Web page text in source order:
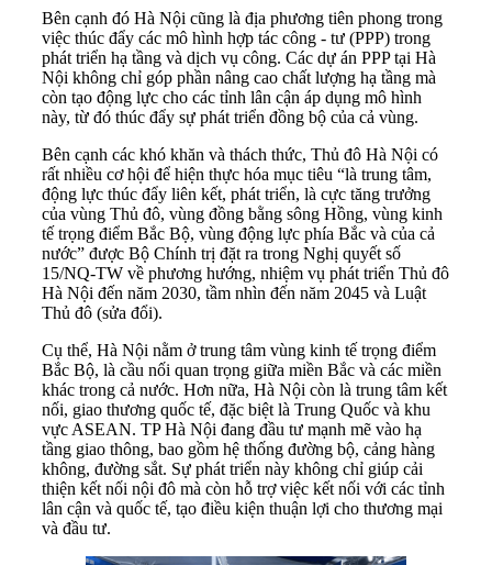
Bên cạnh đó Hà Nội cũng là địa phương tiên phong trong
việc thúc đẩy các mô hình hợp tác công - tư (PPP) trong
phát triển hạ tầng và dịch vụ công. Các dự án PPP tại Hà
Nội không chỉ góp phần nâng cao chất lượng hạ tầng mà
còn tạo động lực cho các tỉnh lân cận áp dụng mô hình
này, từ đó thúc đẩy sự phát triển đồng bộ của cả vùng.
Bên cạnh các khó khăn và thách thức, Thủ đô Hà Nội có
rất nhiều cơ hội để hiện thực hóa mục tiêu “là trung tâm,
động lực thúc đẩy liên kết, phát triển, là cực tăng trưởng
của vùng Thủ đô, vùng đồng bằng sông Hồng, vùng kinh
tế trọng điểm Bắc Bộ, vùng động lực phía Bắc và của cả
nước” được Bộ Chính trị đặt ra trong Nghị quyết số
15/NQ-TW về phương hướng, nhiệm vụ phát triển Thủ đô
Hà Nội đến năm 2030, tầm nhìn đến năm 2045 và Luật
Thủ đô (sửa đổi).
Cụ thể, Hà Nội nằm ở trung tâm vùng kinh tế trọng điểm
Bắc Bộ, là cầu nối quan trọng giữa miền Bắc và các miền
khác trong cả nước. Hơn nữa, Hà Nội còn là trung tâm kết
nối, giao thương quốc tế, đặc biệt là Trung Quốc và khu
vực ASEAN. TP Hà Nội đang đầu tư mạnh mẽ vào hạ
tầng giao thông, bao gồm hệ thống đường bộ, cảng hàng
không, đường sắt. Sự phát triển này không chỉ giúp cải
thiện kết nối nội đô mà còn hỗ trợ việc kết nối với các tỉnh
lân cận và quốc tế, tạo điều kiện thuận lợi cho thương mại
và đầu tư.